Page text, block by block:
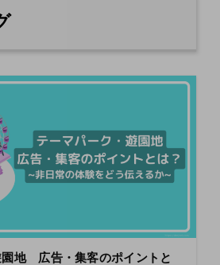
園地 広告・集客のポイントと